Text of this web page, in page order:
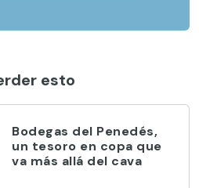
esto
Bodegas del Penedés,
un tesoro en copa que
va más allá del cava